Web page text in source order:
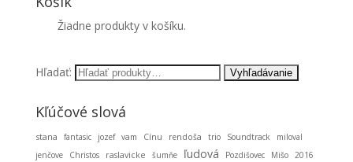
Žiadne produkty v košíku.
Hľadať:
Kľúčové slová
stana fantasic jozef vam Cínu rendoša trio Soundtrack
miloval
jenčove
Christos raslavicke šumňe ľudová Pozdišovec Mišo 2016